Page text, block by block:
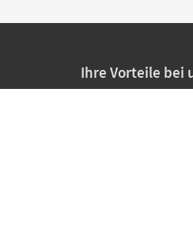
Ihre Vorteile bei
Persönliche
Sicheres